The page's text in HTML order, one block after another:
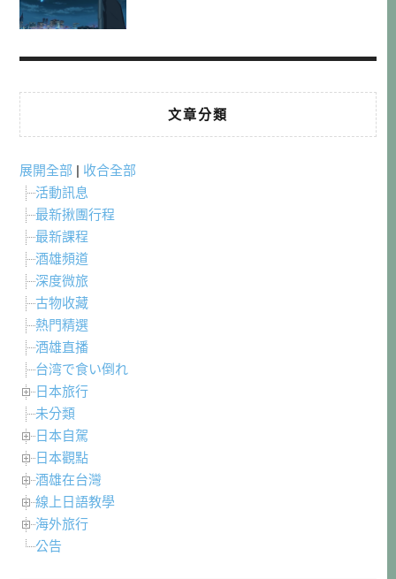
文章分類
展開全部 | 收合全部
活動訊息
最新揪團行程
最新課程
酒雄頻道
深度微旅
古物收藏
熱門精選
酒雄直播
台湾で食い倒れ
日本旅行
未分類
日本自駕
日本觀點
酒雄在台灣
線上日語教學
海外旅行
公告